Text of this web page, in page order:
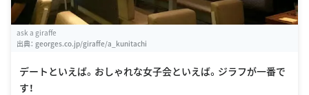
ask a giraffe
出典： georges.co.jp/giraffe/a_kunitachi
デートといえば。おしゃれな女子会といえば。ジラフが一番で
す！